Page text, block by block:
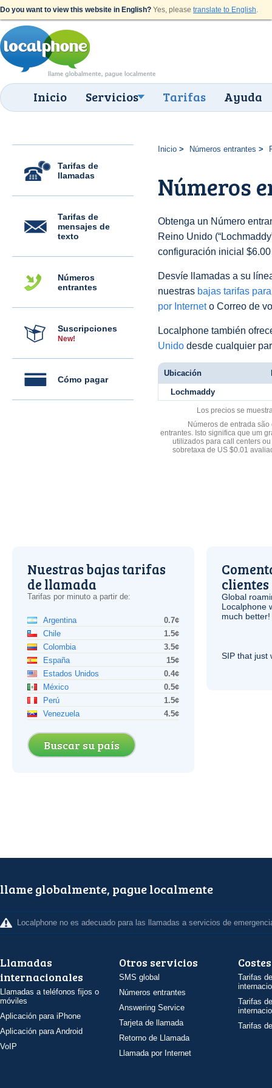
Do you want to view this website in English? Yes, please translate to English.
Inicio Servicios Tarifas Ayuda
Tarifas de
llamadas
Tarifas de
mensajes de
texto
Números
entrantes
Suscripciones
New!
Cómo pagar
Inicio Números entrantes
Números
Obtenga un Número
Reino Unido
configuración inicial
Desvíe llamadas a su
nuestras bajas tarifas
por Interneto Correo de
Localphone también
Unido desde cualquier
Ubicación
Lochmaddy
Los precios se
Números de entrada
entrantes. Isto significa que um
utilizados para call centers
sobretaxa de US $0.01
Nuestras bajas tarifas
de llamada
Tarifas por minuto a partir de:
Argentina
0.7¢
Chile
1.5¢
Colombia
3.5¢
España
15¢
Estados Unidos
0.4¢
México
0.5¢
Perú
1.5¢
Venezuela
4.5¢
Buscar su país
clientes
Global
Localphone
much better!
SIP that just
llame globalmente, pague localmente
Localphone no es adecuado para las llamadas a servicios de
Llamadas
internacionales
Llamadas a teléfonos fijos o
móviles
Aplicación para iPhone
Aplicación para Android
VoIP
Otros servicios
SMS global
Números entrantes
Answering Service
Tarjeta de llamada
Retorno de Llamada
Llamada por Internet
Costes
Tarifas
Tarifas
Tarifas